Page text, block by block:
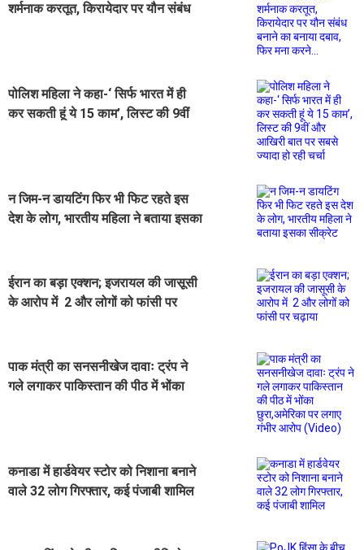
शर्मनाक करतूत, किरायेदार पर यौन संबंध
पोलिश महिला ने कहा-‘ सिर्फ भारत में ही
कर सकती हूं ये 15 काम’, लिस्ट की 9वीं
न जिम-न डायटिंग फिर भी फिट रहते इस
देश के लोग, भारतीय महिला ने बताया इसका
ईरान का बड़ा एक्शन; इजरायल की जासूसी
के आरोप में 2 और लोगों को फांसी पर
पाक मंत्री का सनसनीखेज दावाः ट्रंप ने
गले लगाकर पाकिस्तान की पीठ में भोंका
कनाडा में हार्डवेयर स्टोर को निशाना बनाने
वाले 32 लोग गिरफ्तार, कई पंजाबी शामिल